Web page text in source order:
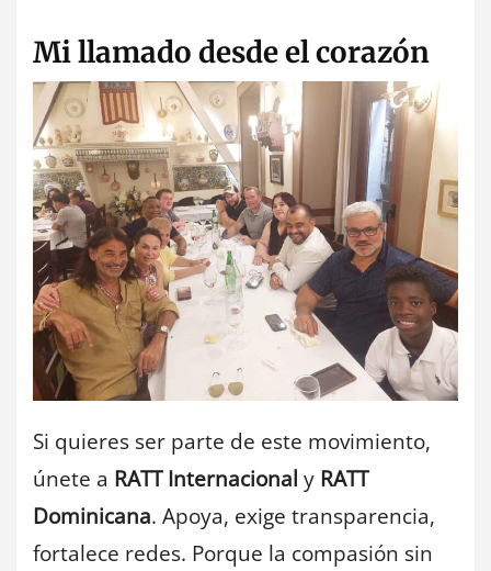
Mi llamado desde el corazón
Si quieres ser parte de este movimiento,
únete a RATT Internacional y RATT
Dominicana. Apoya, exige transparencia,
fortalece redes. Porque la compasión sin